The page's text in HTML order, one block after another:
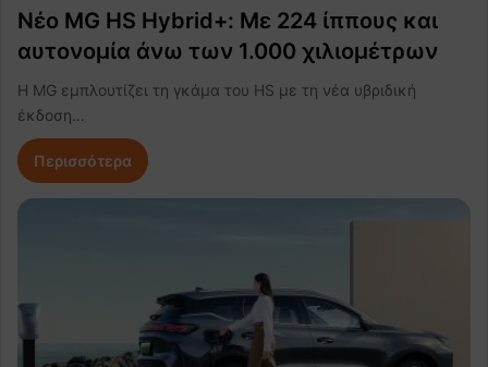
Νέο MG HS Hybrid+: Με 224 ίππους και
αυτονομία άνω των 1.000 χιλιομέτρων
Η MG εμπλουτίζει τη γκάμα του HS με τη νέα υβριδική
έκδοση…
Περισσότερα